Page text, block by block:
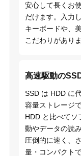
安心して長くお
だけます。入力
キーボードや、
こだわりがありま
高速駆動の
SSD は HDD に
容量ストレージで
HDD と比べてソ
動やデータの読
圧倒的に速く、
量・コンパクト